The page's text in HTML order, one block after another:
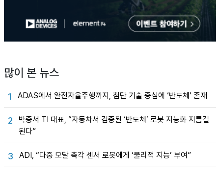
많이 본 뉴스
1 ADAS에서 완전자율주행까지, 첨단 기술 중심에 ‘반도체’ 존재
2
박중서 TI 대표, “자동차서 검증된 ‘반도체’ 로봇 지능화 지름길
된다”
3 ADI, “다중 모달 촉각 센서 로봇에게 ‘물리적 지능’ 부여”